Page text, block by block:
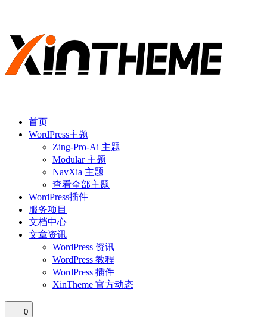
首页
WordPress主题
Zing-Pro-Ai 主题
Modular 主题
NavXia 主题
查看全部主题
WordPress插件
服务项目
文档中心
文章资讯
WordPress 资讯
WordPress 教程
WordPress 插件
XinTheme 官方动态
0